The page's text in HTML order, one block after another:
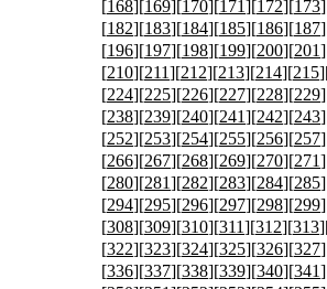
[168][169][170][171][172][173
[182][183][184][185][186][187
[196][197][198][199][200][201
[210][211][212][213][214][215
[224][225][226][227][228][229
[238][239][240][241][242][243
[252][253][254][255][256][257
[266][267][268][269][270][271
[280][281][282][283][284][285
[294][295][296][297][298][299
[308][309][310][311][312][313
[322][323][324][325][326][327
[336][337][338][339][340][341